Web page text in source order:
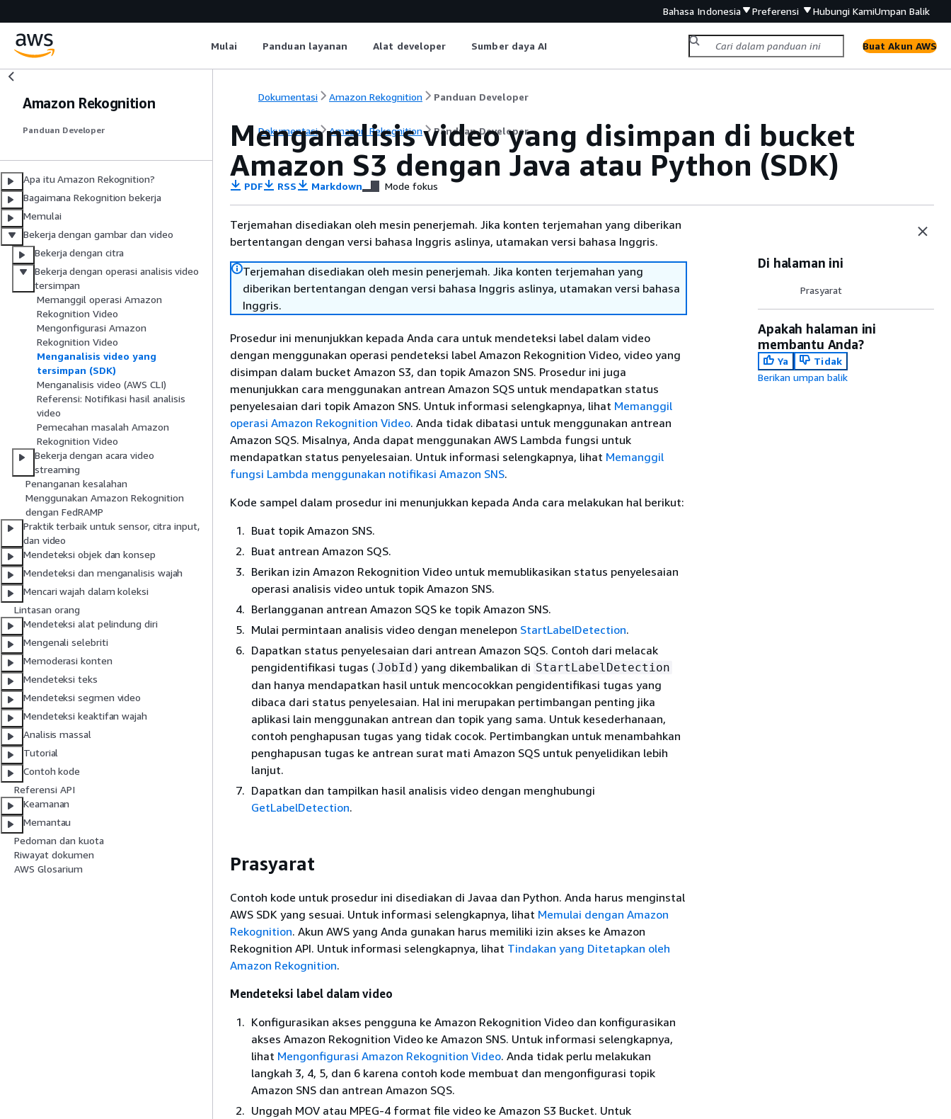
Bahasa Indonesia Preferensi Hubungi KamiUmpan Balik
Mulai Panduan layanan Alat developer Sumber daya AI Buat Akun AWS
Amazon Rekognition
Panduan Developer
Apa itu Amazon Rekognition?
Bagaimana Rekognition bekerja
Memulai
Bekerja dengan gambar dan video
Bekerja dengan citra
Bekerja dengan operasi analisis video
tersimpan
Memanggil operasi Amazon
Rekognition Video
Mengonfigurasi Amazon
Rekognition Video
Menganalisis video yang
tersimpan (SDK)
Menganalisis video (AWS CLI)
Referensi: Notifikasi hasil analisis
video
Pemecahan masalah Amazon
Rekognition Video
Bekerja dengan acara video
streaming
Penanganan kesalahan
Menggunakan Amazon Rekognition
dengan FedRAMP
Praktik terbaik untuk sensor, citra input,
dan video
Mendeteksi objek dan konsep
Mendeteksi dan menganalisis wajah
Mencari wajah dalam koleksi
Lintasan orang
Mendeteksi alat pelindung diri
Mengenali selebriti
Memoderasi konten
Mendeteksi teks
Mendeteksi segmen video
Mendeteksi keaktifan wajah
Analisis massal
Tutorial
Contoh kode
Referensi API
Keamanan
Memantau
Pedoman dan kuota
Riwayat dokumen
AWS Glosarium
Dokumentasi Amazon Rekognition Panduan Developer
Dokumentasi Amazon Rekognition Panduan Developer
Menganalisis video yang disimpan di bucket
Amazon S3 dengan Java atau Python (SDK)
PDF RSS Markdown Mode fokus
Terjemahan disediakan oleh mesin penerjemah. Jika konten terjemahan yang diberikan
bertentangan dengan versi bahasa Inggris aslinya, utamakan versi bahasa Inggris.
Terjemahan disediakan oleh mesin penerjemah. Jika konten terjemahan yang
diberikan bertentangan dengan versi bahasa Inggris aslinya, utamakan versi bahasa
Inggris.
Prosedur ini menunjukkan kepada Anda cara untuk mendeteksi label dalam video
dengan menggunakan operasi pendeteksi label Amazon Rekognition Video, video yang
disimpan dalam bucket Amazon S3, dan topik Amazon SNS. Prosedur ini juga
menunjukkan cara menggunakan antrean Amazon SQS untuk mendapatkan status
penyelesaian dari topik Amazon SNS. Untuk informasi selengkapnya, lihat Memanggil
operasi Amazon Rekognition Video. Anda tidak dibatasi untuk menggunakan antrean
Amazon SQS. Misalnya, Anda dapat menggunakan AWS Lambda fungsi untuk
mendapatkan status penyelesaian. Untuk informasi selengkapnya, lihat Memanggil
fungsi Lambda menggunakan notifikasi Amazon SNS.
Kode sampel dalam prosedur ini menunjukkan kepada Anda cara melakukan hal berikut:
Buat topik Amazon SNS.
Buat antrean Amazon SQS.
Berikan izin Amazon Rekognition Video untuk memublikasikan status penyelesaian
operasi analisis video untuk topik Amazon SNS.
Berlangganan antrean Amazon SQS ke topik Amazon SNS.
Mulai permintaan analisis video dengan menelepon StartLabelDetection.
Dapatkan status penyelesaian dari antrean Amazon SQS. Contoh dari melacak
pengidentifikasi tugas (JobId ) yang dikembalikan di StartLabelDetection
dan hanya mendapatkan hasil untuk mencocokkan pengidentifikasi tugas yang
dibaca dari status penyelesaian. Hal ini merupakan pertimbangan penting jika
aplikasi lain menggunakan antrean dan topik yang sama. Untuk kesederhanaan,
contoh penghapusan tugas yang tidak cocok. Pertimbangkan untuk menambahkan
penghapusan tugas ke antrean surat mati Amazon SQS untuk penyelidikan lebih
lanjut.
Dapatkan dan tampilkan hasil analisis video dengan menghubungi
GetLabelDetection.
Prasyarat
Contoh kode untuk prosedur ini disediakan di Javaa dan Python. Anda harus menginstal
AWS SDK yang sesuai. Untuk informasi selengkapnya, lihat Memulai dengan Amazon
Rekognition. Akun AWS yang Anda gunakan harus memiliki izin akses ke Amazon
Rekognition API. Untuk informasi selengkapnya, lihat Tindakan yang Ditetapkan oleh
Amazon Rekognition.
Mendeteksi label dalam video
Konfigurasikan akses pengguna ke Amazon Rekognition Video dan konfigurasikan
akses Amazon Rekognition Video ke Amazon SNS. Untuk informasi selengkapnya,
lihat Mengonfigurasi Amazon Rekognition Video. Anda tidak perlu melakukan
langkah 3, 4, 5, dan 6 karena contoh kode membuat dan mengonfigurasi topik
Amazon SNS dan antrean Amazon SQS.
Unggah MOV atau MPEG-4 format file video ke Amazon S3 Bucket. Untuk
Di halaman ini
Prasyarat
Apakah halaman ini
membantu Anda?
Ya
Tidak
Berikan umpan balik